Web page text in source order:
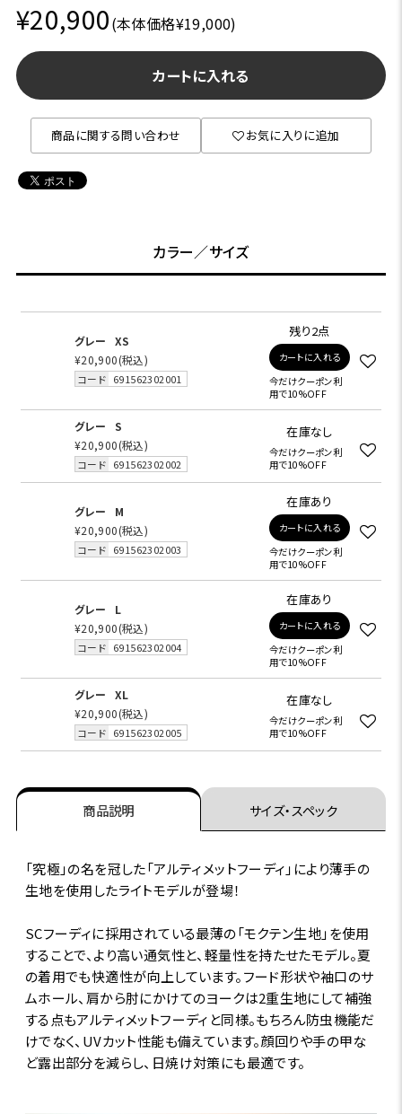
¥20,900(本体価格¥19,000)
カートに入れる
商品に関する問い合わせ お気に入りに追加
カラー／サイズ
グレー
XS
¥20,900(税込)
コード 691562302001
残り2点
カートに入れる
今だけクーポン利
用で10%OFF
グレー
S
¥20,900(税込)
コード 691562302002
在庫なし
今だけクーポン利
用で10%OFF
グレー
M
¥20,900(税込)
コード 691562302003
在庫あり
カートに入れる
今だけクーポン利
用で10%OFF
グレー
L
¥20,900(税込)
コード 691562302004
在庫あり
カートに入れる
今だけクーポン利
用で10%OFF
グレー
XL
¥20,900(税込)
コード 691562302005
在庫なし
今だけクーポン利
用で10%OFF
商品説明 サイズ・スペック
「究極」の名を冠した「アルティメットフーディ」により薄手の
生地を使用したライトモデルが登場！
SCフーディに採用されている最薄の「モクテン生地」を使用
することで、より高い通気性と、軽量性を持たせたモデル。夏
の着用でも快適性が向上しています。フード形状や袖口のサ
ムホール、肩から肘にかけてのヨークは2重生地にして補強
する点もアルティメットフーディと同様。もちろん防虫機能だ
けでなく、UVカット性能も備えています。顔回りや手の甲な
ど露出部分を減らし、日焼け対策にも最適です。